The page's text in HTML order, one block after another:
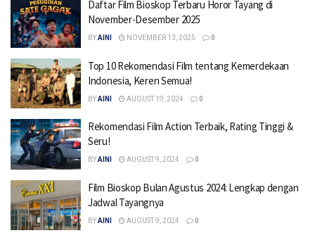
Daftar Film Bioskop Terbaru Horor Tayang di
November-Desember 2025
BYAINI NOVEMBER 13, 2025 0
Top 10 Rekomendasi Film tentang Kemerdekaan
Indonesia, Keren Semua!
BYAINI AUGUST 19, 2024 0
Rekomendasi Film Action Terbaik, Rating Tinggi &
Seru!
BYAINI AUGUST 9, 2024 0
Film Bioskop Bulan Agustus 2024: Lengkap dengan
Jadwal Tayangnya
BYAINI AUGUST 9, 2024 0